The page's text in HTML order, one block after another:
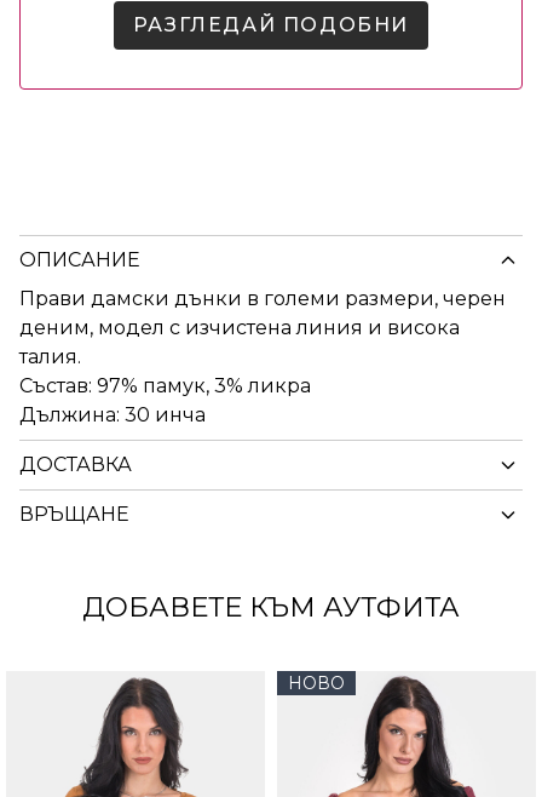
РАЗГЛЕДАЙ ПОДОБНИ
ОПИСАНИЕ
Прави дамски дънки в големи размери, черен
деним, модел с изчистена линия и висока
талия.
Състав: 97% памук, 3% ликра
Дължина: 30 инча
ДОСТАВКА
ВРЪЩАНЕ
ДОБАВЕТЕ КЪМ АУТФИТА
НОВО